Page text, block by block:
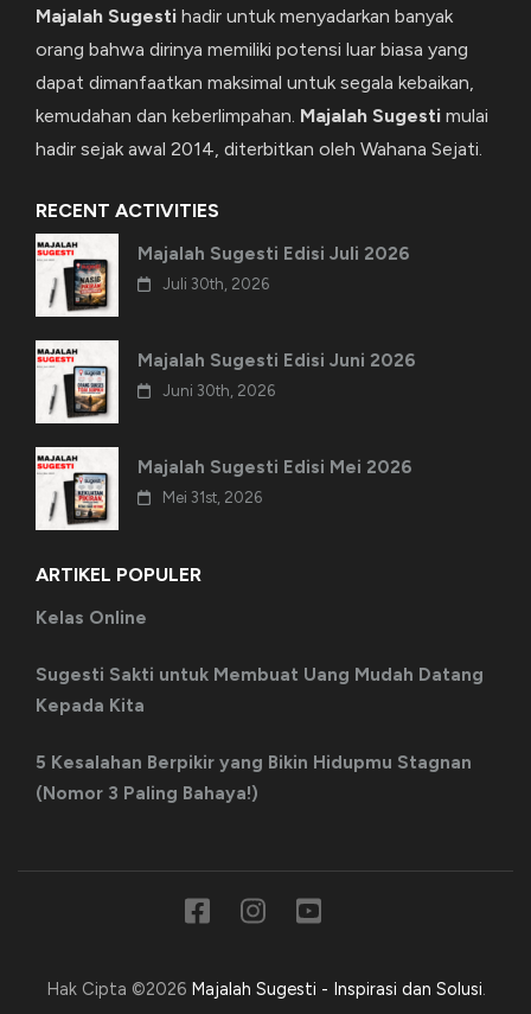
Majalah Sugesti hadir untuk menyadarkan banyak
orang bahwa dirinya memiliki potensi luar biasa yang
dapat dimanfaatkan maksimal untuk segala kebaikan,
kemudahan dan keberlimpahan. Majalah Sugesti mulai
hadir sejak awal 2014, diterbitkan oleh Wahana Sejati.
RECENT ACTIVITIES
Majalah Sugesti Edisi Juli 2026
Juli 30th, 2026
Majalah Sugesti Edisi Juni 2026
Juni 30th, 2026
Majalah Sugesti Edisi Mei 2026
Mei 31st, 2026
ARTIKEL POPULER
Kelas Online
Sugesti Sakti untuk Membuat Uang Mudah Datang
Kepada Kita
5 Kesalahan Berpikir yang Bikin Hidupmu Stagnan
(Nomor 3 Paling Bahaya!)
Hak Cipta ©2026 Majalah Sugesti - Inspirasi dan Solusi.